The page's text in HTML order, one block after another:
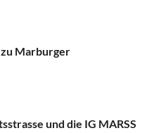
zu Marburger
und die IG MARSS